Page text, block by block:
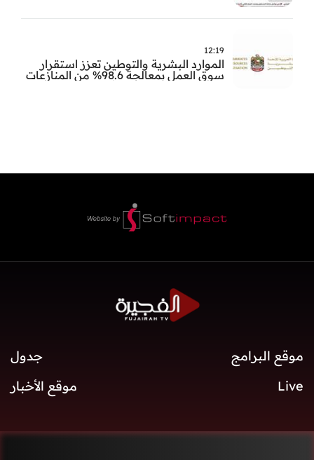
12:19
الموارد البشرية والتوطين تعزز استقرار
سوق العمل بمعالجة 98.6% من المنازعات
موقع البرامج
جدول
Live
موقع الأخبار